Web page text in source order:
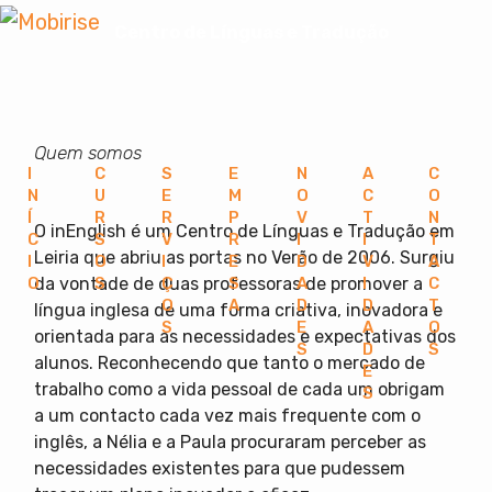
I
N
Í
C
I
O
C
U
R
S
O
S
S
E
R
V
I
Ç
O
S
E
M
P
R
E
S
A
N
O
V
I
D
A
D
E
S
A
C
T
I
V
I
D
A
D
E
S
C
O
N
T
A
C
T
O
S
Quem somos
O inEnglish é um Centro de Línguas e Tradução em
Leiria que abriu as portas no Verão de 2006. Surgiu
da vontade de duas professoras de promover a
língua inglesa de uma forma criativa, inovadora e
orientada para as necessidades e expectativas dos
alunos. Reconhecendo que tanto o mercado de
trabalho como a vida pessoal de cada um obrigam
a um contacto cada vez mais frequente com o
inglês, a Nélia e a Paula procuraram perceber as
necessidades existentes para que pudessem